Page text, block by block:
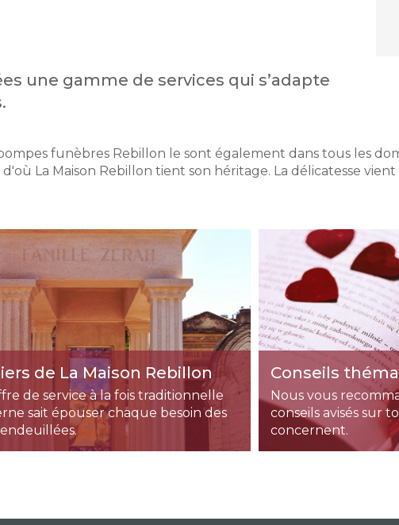
une gamme de services qui s’adapte
funèbres Rebillon le sont également dans tous les
La Maison Rebillon tient son héritage. La délicatesse
de La Maison Rebillon
de service à la fois traditionnelle
sait épouser chaque besoin des
Conseils
Nous vous
conseils avisés sur
concernent.